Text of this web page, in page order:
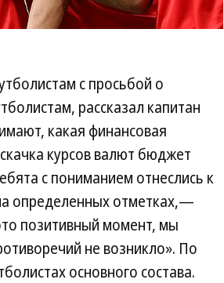
с просьбой о
рассказал капитан
какая финансовая
курсов валют бюджет
с пониманием отнеслись к
определенных отметках,—
позитивный момент, мы
не возникло». По
основного состава.